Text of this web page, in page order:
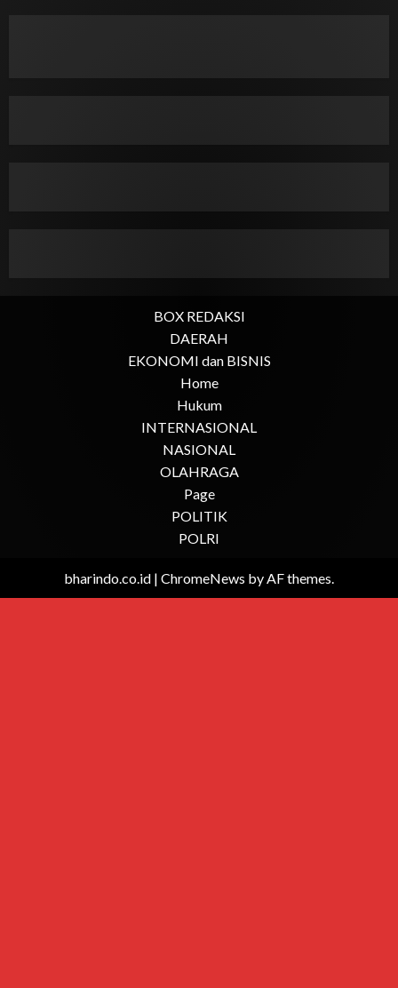
BOX REDAKSI
DAERAH
EKONOMI dan BISNIS
Home
Hukum
INTERNASIONAL
NASIONAL
OLAHRAGA
Page
POLITIK
POLRI
bharindo.co.id | ChromeNews by AF themes.